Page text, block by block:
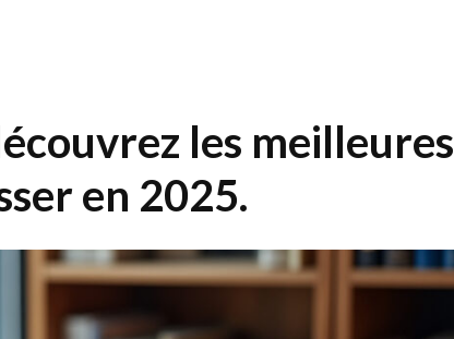
les meilleures
en 2025.